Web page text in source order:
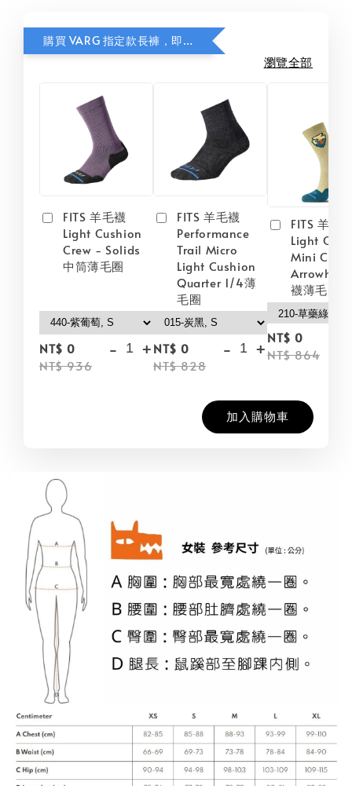
購買 VARG 指定款長褲，即可獲贈指定款式 FITS Light Cushion 美麗諾羊毛襪乙雙。
瀏覽全部
FITS 羊毛襪
Light Cushion
Crew - Solids
中筒薄毛圈
NT$ 0
NT$ 936
- +
FITS 羊毛襪
Performance
Trail Micro
Light Cushion
Quarter 1/4薄
毛圈
NT$ 0
NT$ 828
- +
FITS 羊毛
Light
Mini
襪薄毛圈
NT$ 0
NT$ 864
加入購物車